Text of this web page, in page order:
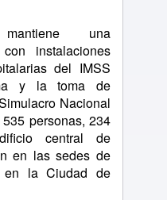
una
instalaciones
del IMSS
y la toma de
Nacional
personas, 234
central de
en las sedes de
en la Ciudad de